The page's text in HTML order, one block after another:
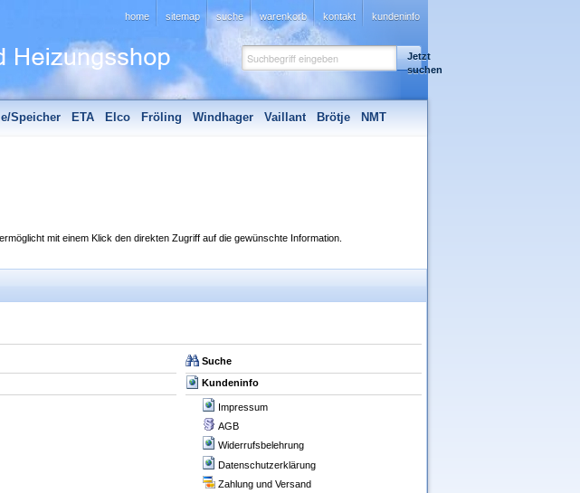
home sitemap suche warenkorb kontakt kundeninfo
Speicher ETA Elco Fröling Windhager Vaillant Brötje
NMT
Jetzt
suchen
mit einem Klick den direkten Zugriff auf die gewünschte Information.
Suche
Kundeninfo
Impressum
AGB
Widerrufsbelehrung
Datenschutzerklärung
Zahlung und Versand